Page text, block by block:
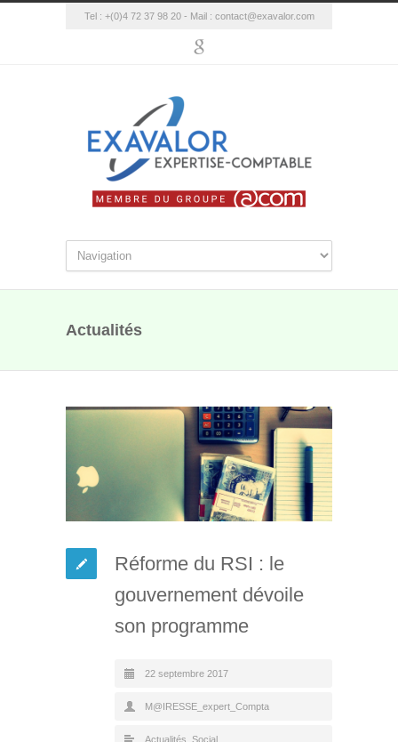
Tel : +(0)4 72 37 98 20 - Mail : contact@exavalor.com
Actualités
Réforme du RSI : le
gouvernement dévoile
son programme
22 septembre 2017
M@IRESSE_expert_Compta
Actualités Social